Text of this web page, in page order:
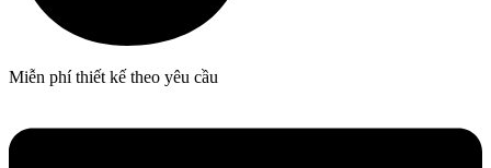
Miễn phí thiết kế theo yêu cầu